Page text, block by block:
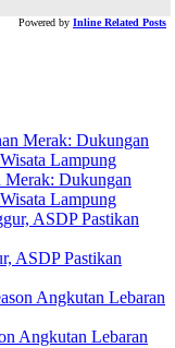
Powered by Inline Related Posts
Merak: Dukungan
Lampung
ASDP Pastikan
Angkutan Lebaran